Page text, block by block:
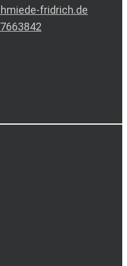
fridrich.de